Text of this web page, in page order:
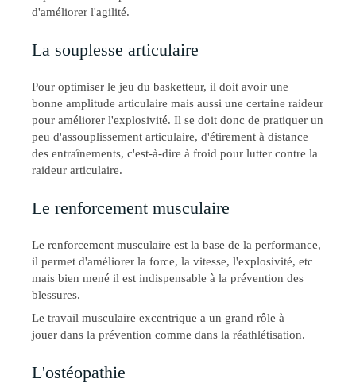
d'améliorer l'agilité.
La souplesse articulaire
Pour optimiser le jeu du basketteur, il doit avoir une
bonne amplitude articulaire mais aussi une certaine raideur
pour améliorer l'explosivité. Il se doit donc de pratiquer un
peu d'assouplissement articulaire, d'étirement à distance
des entraînements, c'est-à-dire à froid pour lutter contre la
raideur articulaire.
Le renforcement musculaire
Le renforcement musculaire est la base de la performance,
il permet d'améliorer la force, la vitesse, l'explosivité, etc
mais bien mené il est indispensable à la prévention des
blessures.
Le travail musculaire excentrique a un grand rôle à
jouer dans la prévention comme dans la réathlétisation.
L'ostéopathie